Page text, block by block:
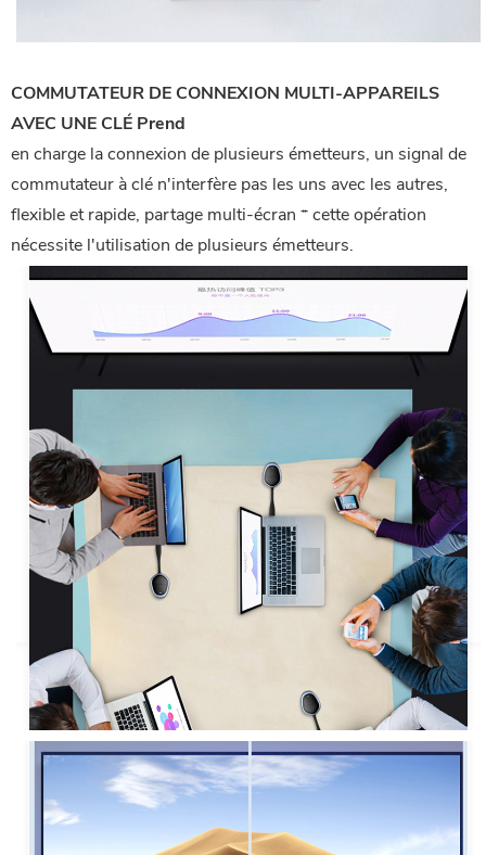
COMMUTATEUR DE CONNEXION MULTI-APPAREILS
AVEC UNE CLÉ Prend
en charge la connexion de plusieurs émetteurs, un signal de
commutateur à clé n'interfère pas les uns avec les autres,
flexible et rapide, partage multi-écran * cette opération
nécessite l'utilisation de plusieurs émetteurs.